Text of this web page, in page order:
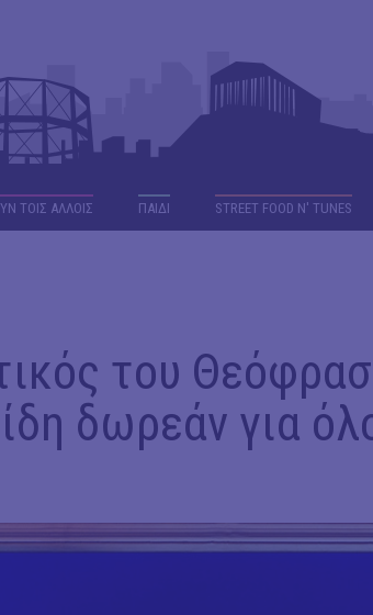
ΤΟΙΣ ΑΛΛΟΙΣ ΠΑΙΔΙ STREET FOOD N' TUNES
του
δωρεάν για